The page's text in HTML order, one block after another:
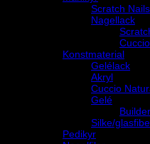
Scratch Nails
Nagellack
Konstmaterial
Gelélack
Akryl
Cuccio
Gelé
Silke/
Pedikyr